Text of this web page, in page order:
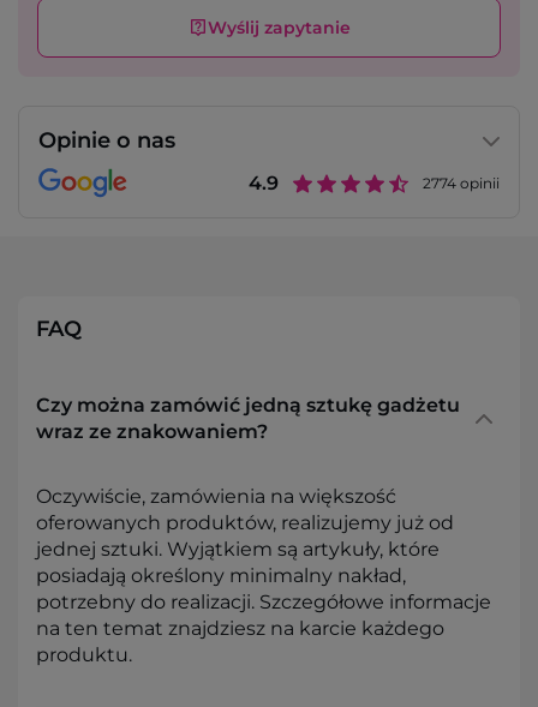
Wyślij zapytanie
Opinie o nas
4.9 2774 opinii
FAQ
Czy można zamówić jedną sztukę gadżetu
wraz ze znakowaniem?
Oczywiście, zamówienia na większość
oferowanych produktów, realizujemy już od
jednej sztuki. Wyjątkiem są artykuły, które
posiadają określony minimalny nakład,
potrzebny do realizacji. Szczegółowe informacje
na ten temat znajdziesz na karcie każdego
produktu.